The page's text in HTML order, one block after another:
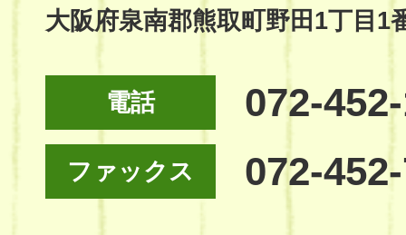
大阪府泉南郡熊取町野田1丁目1
電話 072-
ファックス 072-